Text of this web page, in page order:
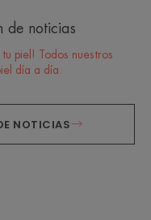
de noticias
piel! Todos nuestros
día a día.
NOTICIAS